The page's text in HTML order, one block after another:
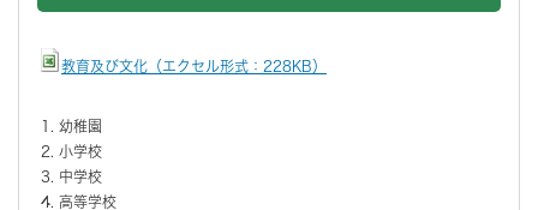
教育及び文化（エクセル形式：228KB）
幼稚園
小学校
中学校
高等学校